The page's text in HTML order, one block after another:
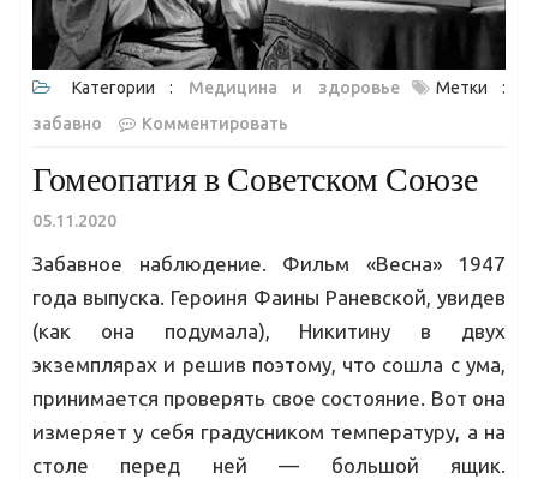
Категории : Медицина и здоровье
Метки :
забавно
Комментировать
Гомеопатия в Советском Союзе
05.11.2020
Забавное наблюдение. Фильм «Весна» 1947
года выпуска. Героиня Фаины Раневской, увидев
(как она подумала), Никитину в двух
экземплярах и решив поэтому, что сошла с ума,
принимается проверять свое состояние. Вот она
измеряет у себя градусником температуру, а на
столе перед ней — большой ящик.